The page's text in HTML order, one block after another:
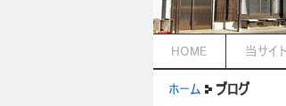
HOME 当サイ
ホーム ブログ